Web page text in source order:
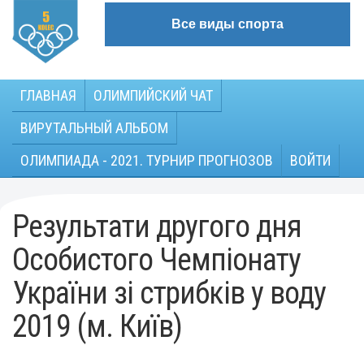
Все виды спорта
ГЛАВНАЯ
ОЛИМПИЙСКИЙ ЧАТ
ВИРУТАЛЬНЫЙ АЛЬБОМ
ОЛИМПИАДА - 2021. ТУРНИР ПРОГНОЗОВ
ВОЙТИ
Результати другого дня
Особистого Чемпіонату
України зі стрибків у воду
2019 (м. Київ)